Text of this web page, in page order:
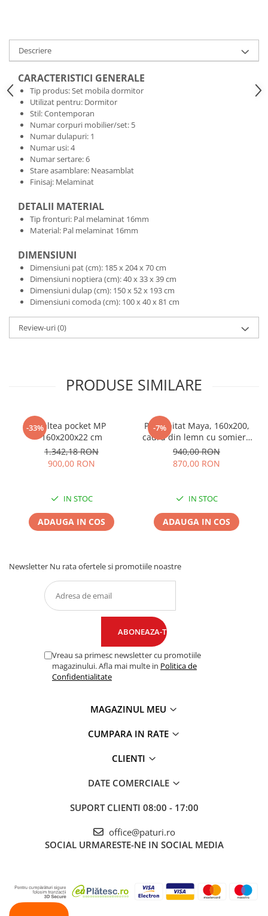
Descriere
CARACTERISTICI GENERALE
Tip produs: Set mobila dormitor
Utilizat pentru: Dormitor
Stil: Contemporan
Numar corpuri mobilier/set: 5
Numar dulapuri: 1
Numar usi: 4
Numar sertare: 6
Stare asamblare: Neasamblat
Finisaj: Melaminat
DETALII MATERIAL
Tip fronturi: Pal melaminat 16mm
Material: Pal melaminat 16mm
DIMENSIUNI
Dimensiuni pat (cm): 185 x 204 x 70 cm
Dimensiuni noptiera (cm): 40 x 33 x 39 cm
Dimensiuni dulap (cm): 150 x 52 x 193 cm
Dimensiuni comoda (cm): 100 x 40 x 81 cm
Review-uri(0)
PRODUSE SIMILARE
-33%Saltea pocket MP
160x200x22 cm
1.342,18 RON
900,00 RON
IN STOC
ADAUGA IN COS
-7%
Pat tapitat Maya, 160x200,
cadru din lemn cu somiera
fixa, culoare Bej
940,00 RON
870,00 RON
IN STOC
ADAUGA IN COS
Newsletter Nu rata ofertele si promotiile noastre
Vreau sa primesc newsletter cu promotiile
magazinului. Afla mai multe in Politica de
Confidentialitate
MAGAZINUL MEU
CUMPARA IN RATE
CLIENTI
DATE COMERCIALE
SUPORT CLIENTI 08:00 - 17:00
office@paturi.ro
SOCIAL URMARESTE-NE IN SOCIAL MEDIA